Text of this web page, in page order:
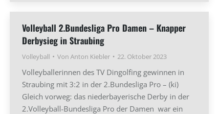
Volleyball 2.Bundesliga Pro Damen – Knapper
Derbysieg in Straubing
Volleyball Von Anton Kiebler 22. Oktober 2023
Volleyballerinnen des TV Dingolfing gewinnen in
Straubing mit 3:2 in der 2.Bundesliga Pro – (ki)
Gleich vorweg: das niederbayerische Derby in der
2.Volleyball-Bundesliga Pro der Damen war ein